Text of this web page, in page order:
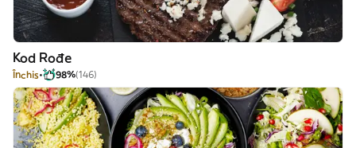
Kod Rođe
Închis 98%(146)